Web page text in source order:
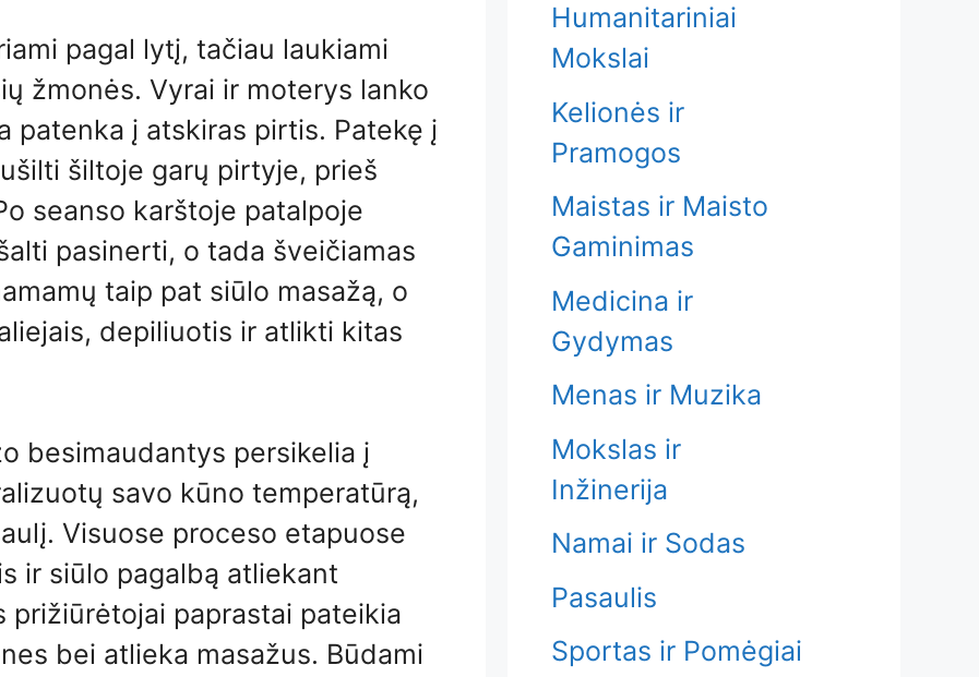
pagal lytį, tačiau laukiami
žmonės. Vyrai ir moterys lanko
patenka į atskiras pirtis. Patekę į
šiltoje garų pirtyje, prieš
seanso karštoje patalpoje
pasinerti, o tada šveičiamas
taip pat siūlo masažą, o
depiliuotis ir atlikti kitas
besimaudantys persikelia į
savo kūno temperatūrą,
Visuose proceso etapuose
ir siūlo pagalbą atliekant
prižiūrėtojai paprastai pateikia
bei atlieka masažus. Būdami
Humanitariniai
Mokslai
Kelionės ir
Pramogos
Maistas ir Maisto
Gaminimas
Medicina ir
Gydymas
Menas ir Muzika
Mokslas ir
Inžinerija
Namai ir Sodas
Pasaulis
Sportas ir Pomėgiai